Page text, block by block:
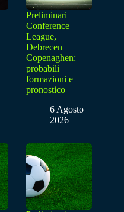
Preliminari
Conference
League,
Debrecen
Copenaghen:
probabili
formazioni e
pronostico
6 Agosto
2026